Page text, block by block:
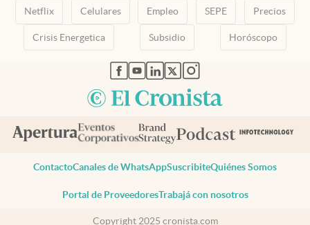
Netflix Celulares Empleo SEPE Precios
Crisis Energetica Subsidio Horóscopo
abre en nueva pestaña
abre en nueva pestaña
abre en nueva pestaña
abre en nueva pestaña
abre en nueva pestaña
ContactoCanales de WhatsAppSuscribiteQuiénes Somos
Portal de ProveedoresTrabajá con nosotros
Copyright 2025 cronista.com